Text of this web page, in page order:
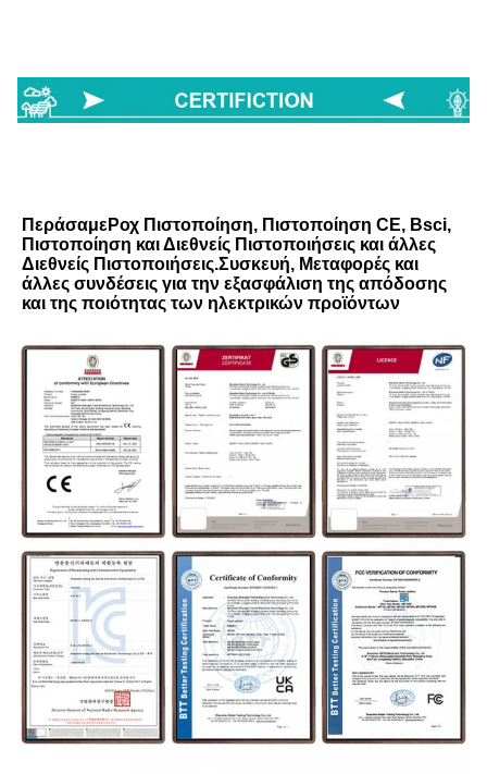
ΠεράσαμεΡοχ Πιστοποίηση, Πιστοποίηση CE, Bsci,
Πιστοποίηση και Διεθνείς Πιστοποιήσεις και άλλες
Διεθνείς Πιστοποιήσεις.Συσκευή, Μεταφορές και
άλλες συνδέσεις για την εξασφάλιση της απόδοσης
και της ποιότητας των ηλεκτρικών προϊόντων